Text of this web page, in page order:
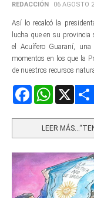
REDACCIÓN 06 AGOSTO
Así lo recalcó la
lucha que en su provincia
el Acuífero Guaraní,
momentos en los que la
de nuestros recursos
FacebookWhatsApp
LEER